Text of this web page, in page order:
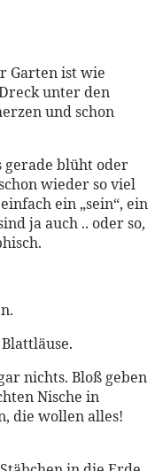
Garten ist wie
unter den
und schon
gerade blüht oder
wieder so viel
ein „sein“, ein
ja auch .. oder so,
nichts. Bloß geben
Nische in
die wollen alles!